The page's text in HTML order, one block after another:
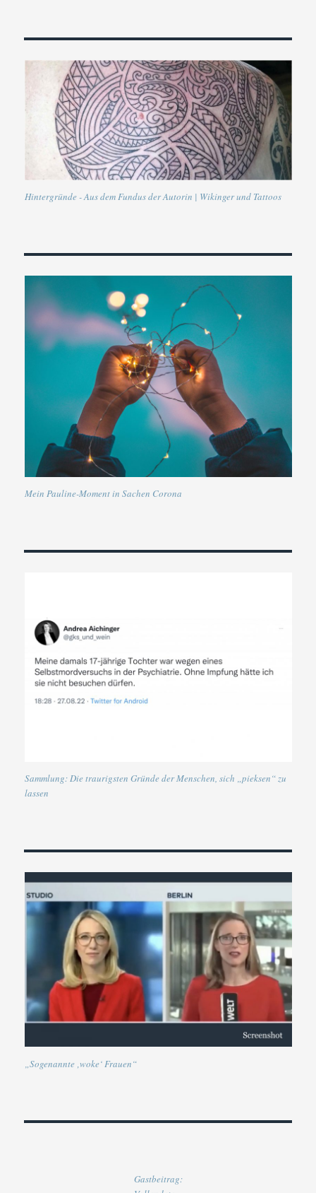
Hintergründe - Aus dem Fundus der Autorin | Wikinger und Tattoos
Mein Pauline-Moment in Sachen Corona
Sammlung: Die traurigsten Gründe der Menschen, sich „pieksen“ zu
lassen
„Sogenannte ‚woke‘ Frauen“
Gastbeitrag: